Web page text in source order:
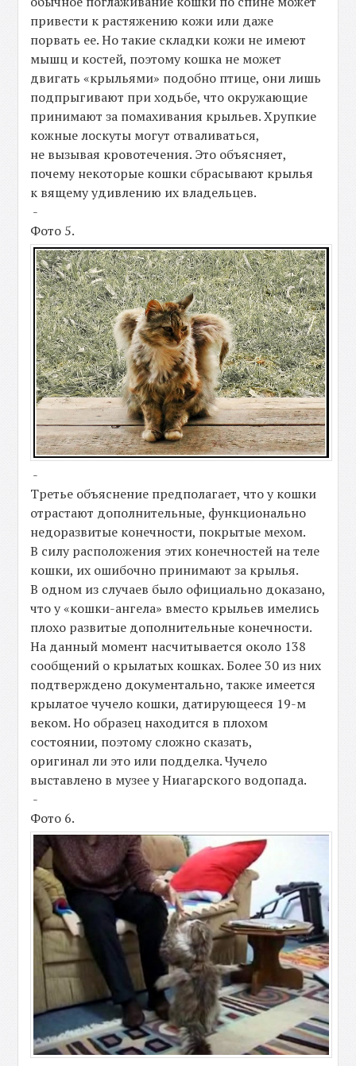
привести к растяжению кожи или даже
порвать ее. Но такие складки кожи не имеют
мышц и костей, поэтому кошка не может
двигать «крыльями» подобно птице, они лишь
подпрыгивают при ходьбе, что окружающие
принимают за помахивания крыльев. Хрупкие
кожные лоскуты могут отваливаться,
не вызывая кровотечения. Это объясняет,
почему некоторые кошки сбрасывают крылья
к вящему удивлению их владельцев.
-
Фото 5.
-
Третье объяснение предполагает, что у кошки
отрастают дополнительные, функционально
недоразвитые конечности, покрытые мехом.
В силу расположения этих конечностей на теле
кошки, их ошибочно принимают за крылья.
В одном из случаев было официально доказано,
что у «кошки-ангела» вместо крыльев имелись
плохо развитые дополнительные конечности.
На данный момент насчитывается около 138
сообщений о крылатых кошках. Более 30 из них
подтверждено документально, также имеется
крылатое чучело кошки, датирующееся 19-м
веком. Но образец находится в плохом
состоянии, поэтому сложно сказать,
оригинал ли это или подделка. Чучело
выставлено в музее у Ниагарского водопада.
-
Фото 6.